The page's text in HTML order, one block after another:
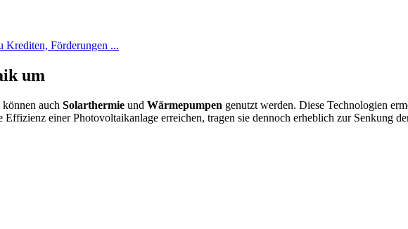
Krediten, Förderungen ...
um
auch Solarthermie und Wärmepumpen genutzt werden. Diese Technologien
einer Photovoltaikanlage erreichen, tragen sie dennoch erheblich zur Senkung